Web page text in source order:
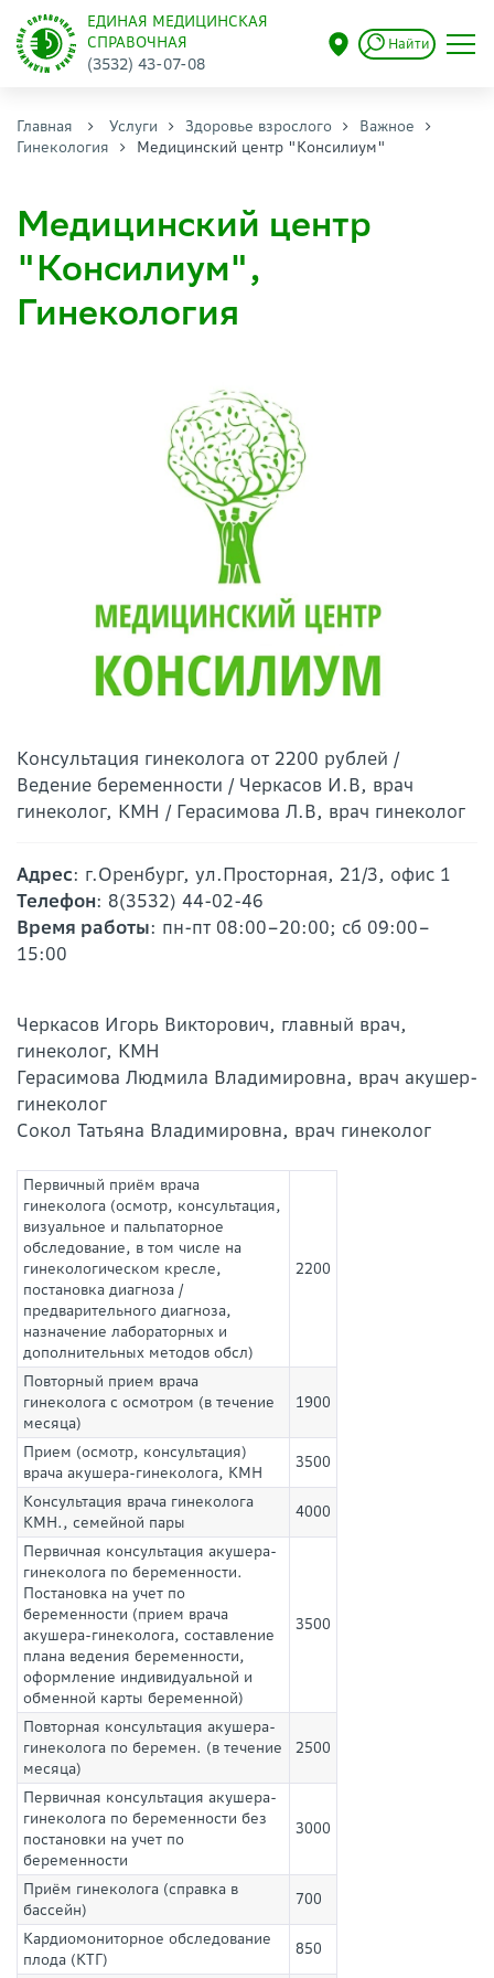
ЕДИНАЯ МЕДИЦИНСКАЯ
СПРАВОЧНАЯ
(3532) 43-07-08
Найти
Главная Услуги Здоровье взрослого
Важное
Гинекология
Медицинский центр "Консилиум"
Медицинский центр
"Консилиум",
Гинекология
Консультация гинеколога от 2200 рублей /
Ведение беременности / Черкасов И.В, врач
гинеколог, КМН / Герасимова Л.В, врач гинеколог
Адрес: г.Оренбург, ул.Просторная, 21/3, офис 1
Телефон: 8(3532) 44-02-46
Время работы: пн-пт 08:00–20:00; сб 09:00–
15:00
Черкасов Игорь Викторович, главный врач,
гинеколог, КМН
Герасимова Людмила Владимировна, врач акушер-
гинеколог
Сокол Татьяна Владимировна, врач гинеколог
Первичный приём врача
гинеколога (осмотр, консультация,
визуальное и пальпаторное
обследование, в том числе на
гинекологическом кресле,
постановка диагноза /
предварительного диагноза,
назначение лабораторных и
дополнительных методов обсл)
2200
Повторный прием врача
гинеколога с осмотром (в течение
месяца)
1900
Прием (осмотр, консультация)
врача акушера-гинеколога, КМН
3500
Консультация врача гинеколога
КМН., семейной пары
4000
Первичная консультация акушера-
гинеколога по беременности.
Постановка на учет по
беременности (прием врача
акушера-гинеколога, составление
плана ведения беременности,
оформление индивидуальной и
обменной карты беременной)
3500
Повторная консультация акушера-
гинеколога по беремен. (в течение
месяца)
2500
Первичная консультация акушера-
гинеколога по беременности без
постановки на учет по
беременности
3000
Приём гинеколога (справка в
бассейн)
700
Кардиомониторное обследование
плода (КТГ)
850